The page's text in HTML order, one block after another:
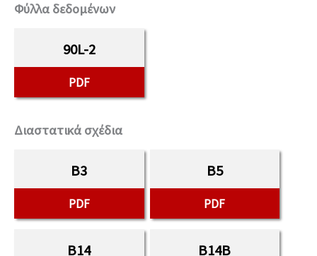
Φύλλα δεδομένων
90L-2
PDF
Διαστατικά σχέδια
B3
PDF
B5
PDF
B14 B14B